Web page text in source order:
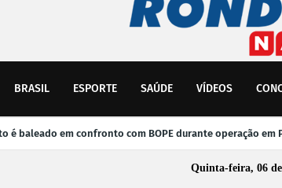
BRASIL ESPORTE SAÚDE VÍDEOS
é baleado em confronto com BOPE durante operação em
Quinta-feira, 06 de